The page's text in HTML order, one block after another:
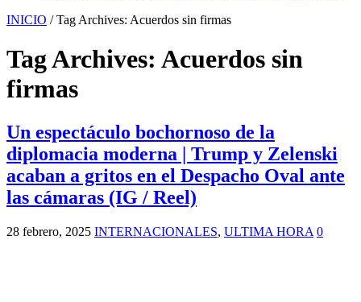
INICIO / Tag Archives: Acuerdos sin firmas
Tag Archives: Acuerdos sin
firmas
Un espectáculo bochornoso de la
diplomacia moderna | Trump y Zelenski
acaban a gritos en el Despacho Oval ante
las cámaras (IG / Reel)
28 febrero, 2025 INTERNACIONALES, ULTIMA HORA 0